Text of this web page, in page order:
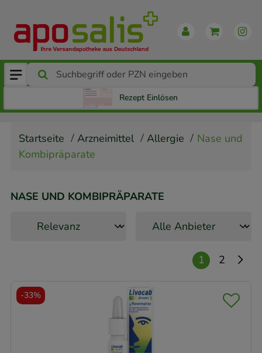
Rezept Einlösen
Startseite Arzneimittel Allergie
Nase und
Kombipräparate
NASE UND KOMBIPRÄPARATE
1 2
-33%